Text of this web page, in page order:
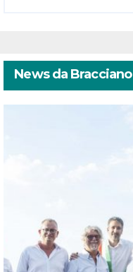
News da Bracciano